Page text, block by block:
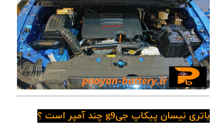
باتری نیسان پیکاپ جیg9 چند آمپر است ؟